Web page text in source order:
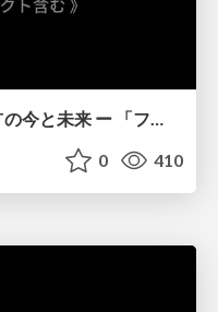
基調講演：人とAIをつなぐIoTの今と未来 ー 「フィジカル」と「デジタル」が出会うその先へ【SORACOM Discovery 2026】
0 410